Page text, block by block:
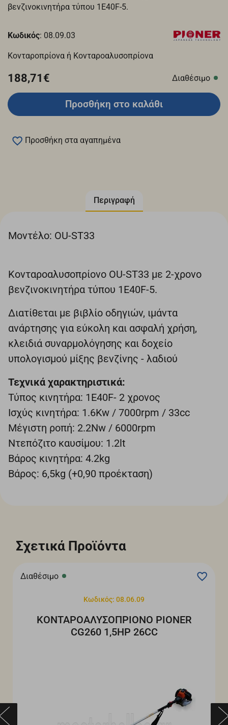
βενζινοκινητήρα τύπου 1E40F-5.
Κωδικός: 08.09.03
Κονταροπρίονα ή Κονταροαλυσοπρίονα
188,71€ Διαθέσιμο
Προσθήκη στο καλάθι
Προσθήκη στα αγαπημένα
Περιγραφή
Μοντέλο: OU-ST33
Κονταροαλυσοπρίονo OU-ST33 με 2-χρονο
βενζινοκινητήρα τύπου 1E40F-5.
Διατίθεται με βιβλίο οδηγιών, ιμάντα
ανάρτησης για εύκολη και ασφαλή χρήση,
κλειδιά συναρμολόγησης και δοχείο
υπολογισμού μίξης βενζίνης - λαδιού
Τεχνικά χαρακτηριστικά:
Τύπος κινητήρα: 1E40F- 2 χρονος
Ισχύς κινητήρα: 1.6Kw / 7000rpm / 33cc
Μέγιστη ροπή: 2.2Nw / 6000rpm
Ντεπόζιτο καυσίμου: 1.2lt
Βάρος κινητήρα: 4.2kg
Βάρος: 6,5kg (+0,90 προέκταση)
Σχετικά Προϊόντα
Διαθέσιμο
Κωδικός: 08.06.09
ΚΟΝΤΑΡΟΑΛΥΣΟΠΡΙΟΝO PIONER
CG260 1,5HP 26CC